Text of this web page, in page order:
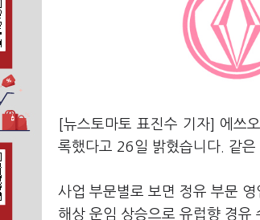
[뉴스토마토 표진수 기자] 에쓰
록했다고 26일 밝혔습니다. 같
사업 부문별로 보면 정유 부문
해상 운임 상승으로 유럽향 경유